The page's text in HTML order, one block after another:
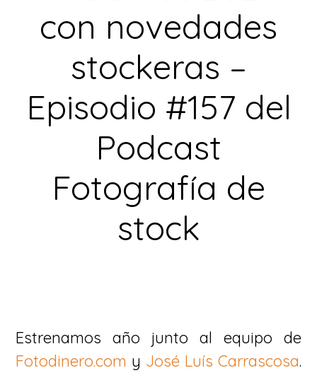
con novedades
stockeras –
Episodio #157 del
Podcast
Fotografía de
stock
Estrenamos año junto al equipo de
Fotodinero.com y José Luís Carrascosa.